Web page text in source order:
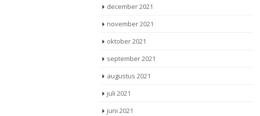
december 2021
november 2021
oktober 2021
september 2021
augustus 2021
juli 2021
juni 2021